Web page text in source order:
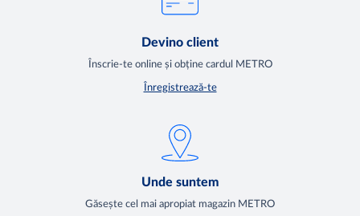
Devino client
Înscrie-te online și obține cardul METRO
Înregistrează-te
Unde suntem
Găsește cel mai apropiat magazin METRO